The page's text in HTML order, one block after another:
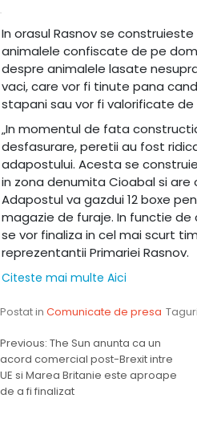
In orasul Rasnov se
animalele confiscate de pe
despre animalele lasate
vaci, care vor fi tinute pana
stapani sau vor fi valorificate de
„In momentul de fata
desfasurare, peretii au fost
adapostului. Acesta se
in zona denumita Cioabal si are
Adapostul va gazdui 12 boxe
magazie de furaje. In functie
se vor finaliza in cel mai scurt
reprezentantii Primariei Rasnov.
Citeste mai multe Aici
Postat in Comunicate de presa Taguri
Navigare
în
articole
Previous: The Sun anunta ca un
acord comercial post-Brexit intre
UE si Marea Britanie este aproape
de a fi finalizat